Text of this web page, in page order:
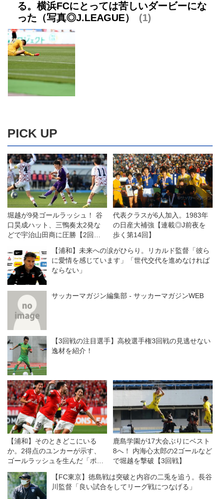
る。横浜FCにとっては苦しいダービーにな
った（写真◎J.LEAGUE）
1
PICK UP
堀越が9発ゴールラッシュ！ 谷
口昊成ハット、三鴨奏太2発な
どで宇治山田商に圧勝【2回
代表クラスが6人加入。1983年
の日産大補強【連載◎J前夜を
歩く第14回】
【浦和】未来への涙がひらり。リカルド監督「彼ら
に愛情を感じています」「世代交代を進めなければ
ならない」
サッカーマガジン編集部 - サッカーマガジンWEB
【3回戦の注目選手】高校選手権3回戦の見逃せない
逸材を紹介！
【浦和】そのときどこにいる
か。2得点のユンカーが示す、
ゴールラッシュを生んだ「ポジ
ショニング」という準備
鹿島学園が17大会ぶりにベスト
8へ！ 内海心太郎の2ゴールなど
で堀越を撃破【3回戦】
【FC東京】徳島戦は突破と内容の二兎を追う。長谷
川監督「良い試合をしてリーグ戦につなげる」